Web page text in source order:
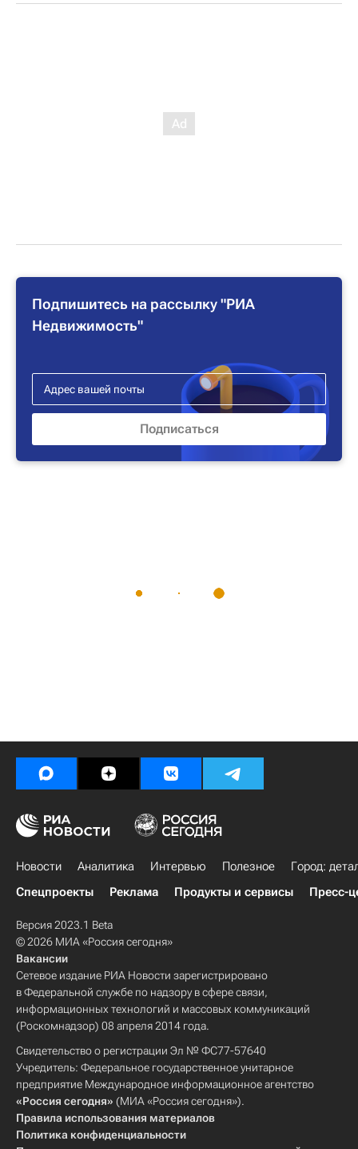
Подпишитесь на рассылку "РИА
Недвижимость"
Новости Аналитика Интервью Полезное
Город:
Спецпроекты
Реклама Продукты и сервисы Пресс-
Версия 2023.1 Beta
© 2026 МИА «Россия сегодня»
Вакансии
Сетевое издание РИА Новости зарегистрировано
в Федеральной службе по надзору в сфере связи,
информационных технологий и массовых коммуникаций
(Роскомнадзор) 08 апреля 2014 года.
Свидетельство о регистрации Эл № ФС77-57640
Учредитель: Федеральное государственное унитарное
предприятие Международное информационное агентство
«Россия сегодня» (МИА «Россия сегодня»).
Правила использования материалов
Политика конфиденциальности